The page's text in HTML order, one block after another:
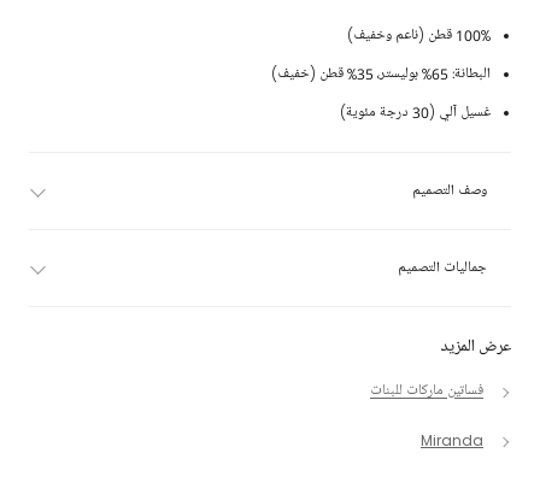
عرض المزيد
فساتين ماركات للبنات
Miranda
100% قطن (ناعم وخفيف)
البطانة: 65% بوليستر، 35% قطن (خفيف)
غسيل آلي (30 درجة مئوية)
وصف التصميم
جماليات التصميم